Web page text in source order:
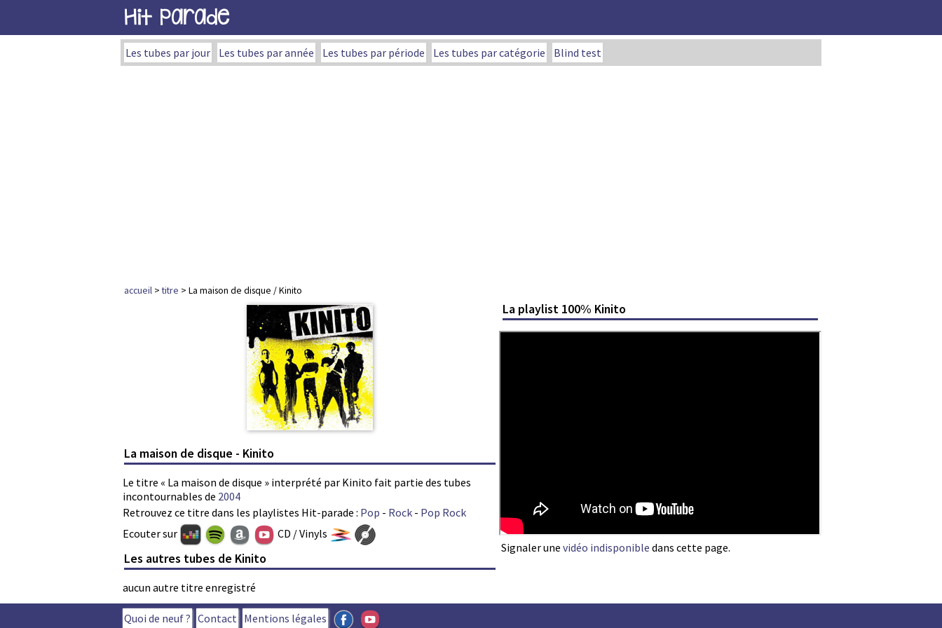
Hit Parade
Les tubes par jour Les tubes par année Les tubes par période Les tubes par catégorie Blind test
accueil >titre > La maison de disque / Kinito
La maison de disque - Kinito
Le titre « La maison de disque » interprété par Kinito fait partie des tubes
incontournables de 2004
Retrouvez ce titre dans les playlistes Hit-parade : Pop - Rock - Pop Rock
La playlist 100% Kinito
Signaler une vidéo indisponible dans cette page.
Ecouter sur CD / Vinyls
Les autres tubes de Kinito
aucun autre titre enregistré
Quoi de neuf ? Contact Mentions légales